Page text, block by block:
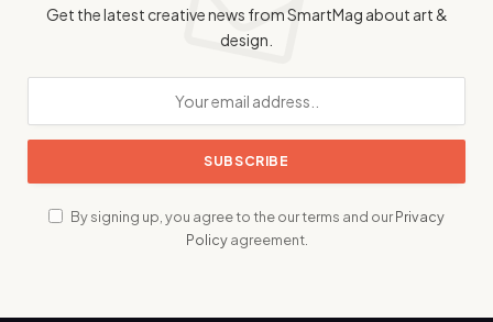
Get the latest creative news from SmartMag about art &
design.
By signing up, you agree to the our terms and ourPrivacy
Policyagreement.